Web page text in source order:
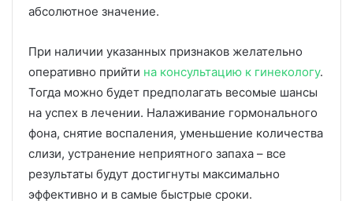
абсолютное значение.
При наличии указанных признаков желательно
оперативно прийти на консультацию к гинекологу.
Тогда можно будет предполагать весомые шансы
на успех в лечении. Налаживание гормонального
фона, снятие воспаления, уменьшение количества
слизи, устранение неприятного запаха – все
результаты будут достигнуты максимально
эффективно и в самые быстрые сроки.